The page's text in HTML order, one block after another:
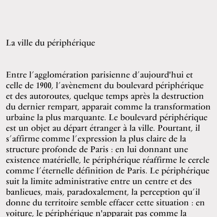
La ville du périphérique
Entre l’agglomération parisienne d’aujourd'hui et
celle de 1900, l’avènement du boulevard périphérique
et des autoroutes, quelque temps après la destruction
du dernier rempart, apparait comme la transformation
urbaine la plus marquante. Le boulevard périphérique
est un objet au départ étranger à la ville. Pourtant, il
s’affirme comme l’expression la plus claire de la
structure profonde de Paris : en lui donnant une
existence matérielle, le périphérique réaffirme le cercle
comme l’éternelle définition de Paris. Le périphérique
suit la limite administrative entre un centre et des
banlieues, mais, paradoxalement, la perception qu’il
donne du territoire semble effacer cette situation : en
voiture, le périphérique n'apparait pas comme la